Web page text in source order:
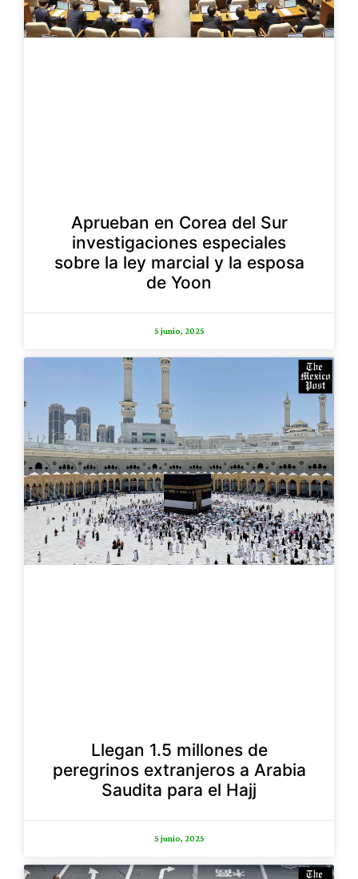
Aprueban en Corea del Sur
investigaciones especiales
sobre la ley marcial y la esposa
de Yoon
5 junio, 2025
Llegan 1.5 millones de
peregrinos extranjeros a Arabia
Saudita para el Hajj
5 junio, 2025